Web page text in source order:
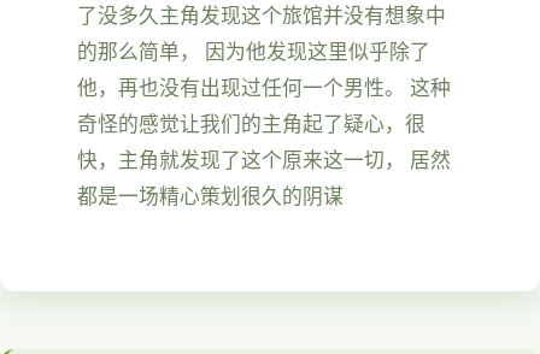
了没多久主角发现这个旅馆并没有想象中
的那么简单， 因为他发现这里似乎除了
他，再也没有出现过任何一个男性。 这种
奇怪的感觉让我们的主角起了疑心，很
快，主角就发现了这个原来这一切， 居然
都是一场精心策划很久的阴谋